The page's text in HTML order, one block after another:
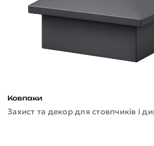
Ковпаки
Захист та декор для стовпчиків і